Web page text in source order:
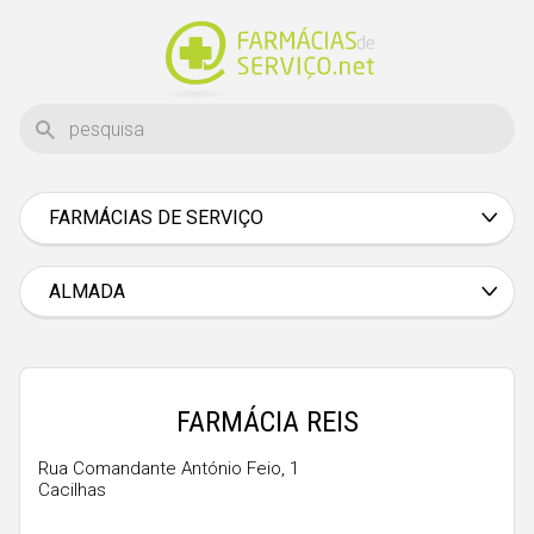
FARMÁCIAS DE SERVIÇO
Braga
Bragança
Évora
ALMADA
FARMÁCIA REIS
Rua Comandante António Feio, 1
Cacilhas